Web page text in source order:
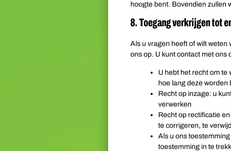
hoogte bent. Bovendien zullen
8. Toegang verkrijgen tot
Als u vragen heeft of wilt
ons op. U kunt contact met
U hebt het recht om
hoe lang deze worden
Recht op inzage: u
verwerken
Recht op rectificatie
te corrigeren, te
Als u ons
toestemming in te